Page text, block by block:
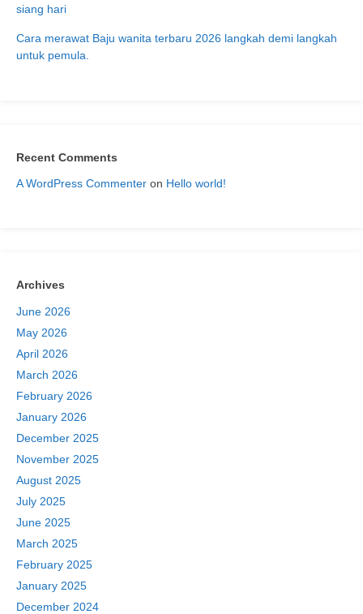
siang hari
Cara merawat Baju wanita terbaru 2026 langkah demi langkah
untuk pemula.
Recent Comments
A WordPress Commenter on Hello world!
Archives
June 2026
May 2026
April 2026
March 2026
February 2026
January 2026
December 2025
November 2025
August 2025
July 2025
June 2025
March 2025
February 2025
January 2025
December 2024